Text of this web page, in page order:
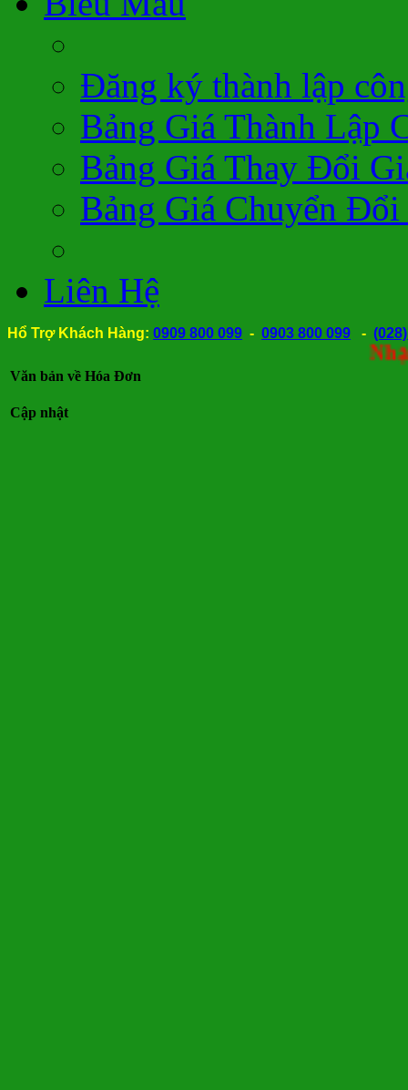
Đăng ký thành lập
Bảng Giá Thành Lập
Bảng Giá Thay Đổi
Bảng Giá Chuyển
Liên Hệ
Hổ Trợ Khách Hàng: 0909 800 099 - 0903 800 099 -
Nhận
Văn bản về Hóa Đơn
Cập nhật